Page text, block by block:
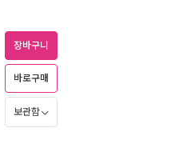
장바구니
바로구매
보관함